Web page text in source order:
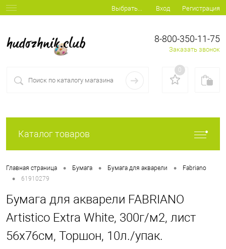
Выбрать... Вход Регистрация
8-800-350-11-75
Заказать звонок
0
Каталог товаров
Главная страница • Бумага • Бумага для акварели • Fabriano
• 61910279
Бумага для акварели FABRIANO
Artistico Extra White, 300г/м2, лист
56x76см, Торшон, 10л./упак.